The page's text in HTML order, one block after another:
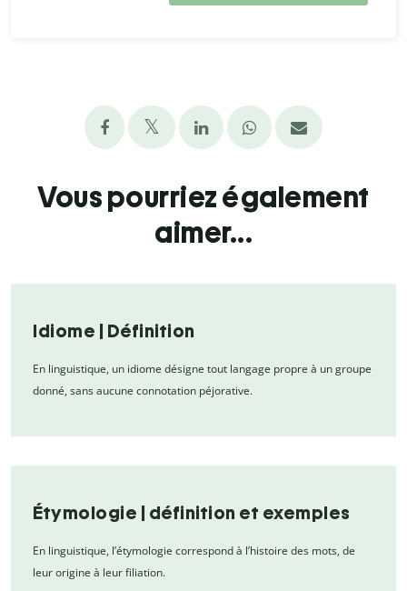
Vous pourriez également
aimer...
Idiome | Définition
En linguistique, un idiome désigne tout langage propre à un groupe
donné, sans aucune connotation péjorative.
Étymologie | définition et exemples
En linguistique, l’étymologie correspond à l’histoire des mots, de
leur origine à leur filiation.